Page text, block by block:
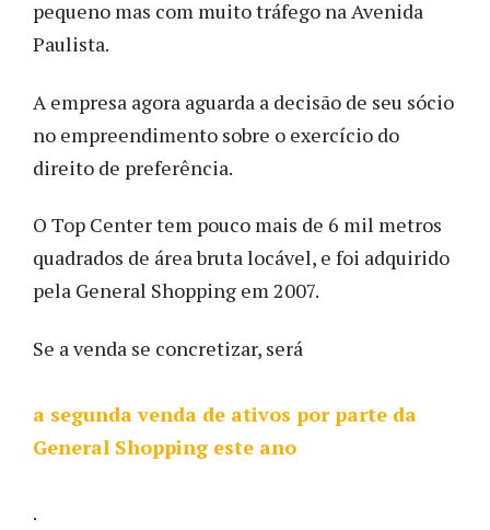
pequeno mas com muito tráfego na Avenida
Paulista.
A empresa agora aguarda a decisão de seu sócio
no empreendimento sobre o exercício do
direito de preferência.
O Top Center tem pouco mais de 6 mil metros
quadrados de área bruta locável, e foi adquirido
pela General Shopping em 2007.
Se a venda se concretizar, será
a segunda venda de ativos por parte da
General Shopping este ano
.